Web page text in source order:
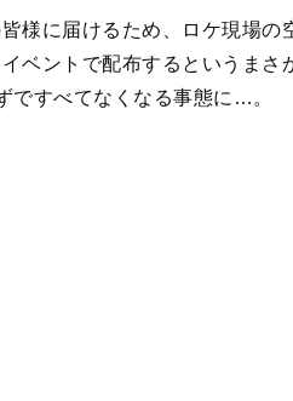
ーアップ。より多くの人に番
中づり広告での“ロケ現場の空